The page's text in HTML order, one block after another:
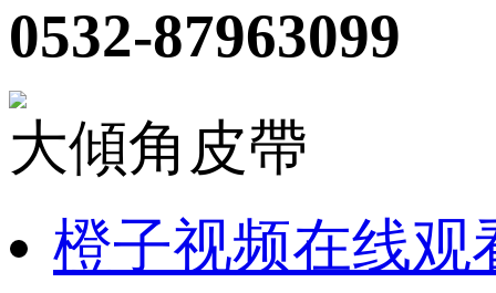
0532-87963099
大傾角皮帶
橙子视频在线观